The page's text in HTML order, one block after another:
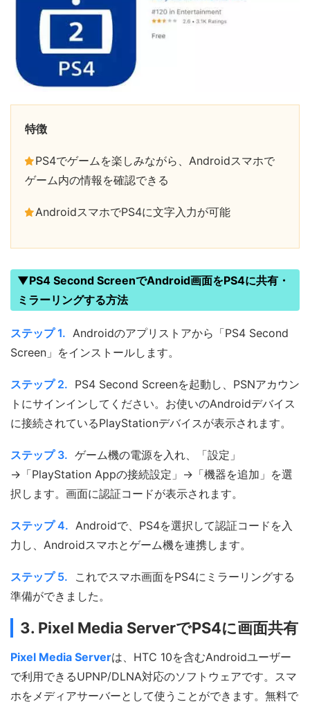
特徴
PS4でゲームを楽しみながら、Androidスマホで
ゲーム内の情報を確認できる
AndroidスマホでPS4に文字入力が可能
▼PS4 Second ScreenでAndroid画面をPS4に共有・
ミラーリングする方法
ステップ 1. Androidのアプリストアから「PS4 Second
Screen」をインストールします。
ステップ 2. PS4 Second Screenを起動し、PSNアカウン
トにサインインしてください。お使いのAndroidデバイス
に接続されているPlayStationデバイスが表示されます。
ステップ 3. ゲーム機の電源を入れ、「設定」
→「PlayStation Appの接続設定」→「機器を追加」を選
択します。画面に認証コードが表示されます。
ステップ 4. Androidで、PS4を選択して認証コードを入
力し、Androidスマホとゲーム機を連携します。
ステップ 5.
これでスマホ画面をPS4にミラーリングする
準備ができました。
3. Pixel Media ServerでPS4に画面共有
Pixel Media Serverは、HTC 10を含むAndroidユーザー
で利用できるUPNP/DLNA対応のソフトウェアです。スマ
ホをメディアサーバーとして使うことができます。無料で